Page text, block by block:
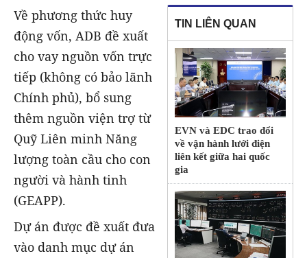
TIN LIÊN QUAN
EVN và EDC trao đổi
về vận hành lưới điện
liên kết giữa hai quốc
gia
Về phương thức huy
động vốn, ADB đề xuất
cho vay nguồn vốn trực
tiếp (không có bảo lãnh
Chính phủ), bổ sung
thêm nguồn viện trợ từ
Quỹ Liên minh Năng
lượng toàn cầu cho con
người và hành tinh
(GEAPP).
Dự án được đề xuất đưa
vào danh mục dự án